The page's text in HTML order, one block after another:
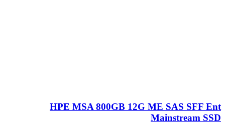
HPE MSA 800GB 12G ME SAS SFF Ent
Mainstream SSD